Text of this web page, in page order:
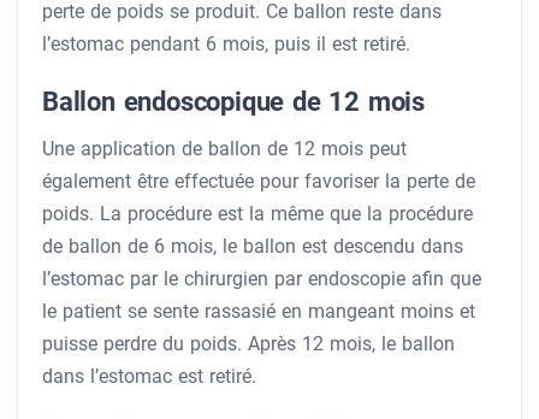
perte de poids se produit. Ce ballon reste dans
l’estomac pendant 6 mois, puis il est retiré.
Ballon endoscopique de 12 mois
Une application de ballon de 12 mois peut
également être effectuée pour favoriser la perte de
poids. La procédure est la même que la procédure
de ballon de 6 mois, le ballon est descendu dans
l’estomac par le chirurgien par endoscopie afin que
le patient se sente rassasié en mangeant moins et
puisse perdre du poids. Après 12 mois, le ballon
dans l’estomac est retiré.